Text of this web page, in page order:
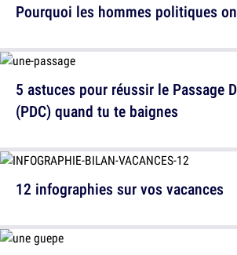
Pourquoi les hommes politiques
12 infographies sur vos vacances
5 astuces pour réussir le Passage
(PDC) quand tu te baignes